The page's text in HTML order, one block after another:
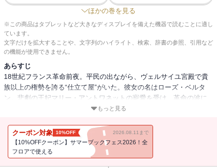
ほかの巻を見る
※この商品はタブレットなど大きなディスプレイを備えた機器で読むことに適し
ています。
文字だけを拡大することや、文字列のハイライト、検索、辞書の参照、引用など
の機能が使用できません。
あらすじ
18世紀フランス革命前夜。平民の出ながら、ヴェルサイユ宮殿で貴
族以上の権勢を誇る“仕立て屋”がいた。彼女の名はローズ・ベルタ
ン。悲劇の王妃マリー・アントワネットの寵愛を受け、革命の波に
のまれていった、ファッションデザイナーの祖と称される人物の物
もっと見る
クーポン対象 10%OFF 2026.08.11まで
【10%OFFクーポン】サマーブックフェス2026！全
フロアで使える